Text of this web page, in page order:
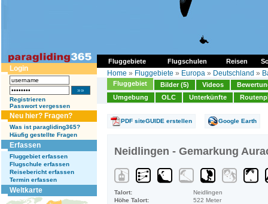
Fluggebiete Flugschulen Reisen
Login
Registrieren
Passwort vergessen
Neu hier? Fragen?
Was ist paragliding365?
Häufig gestellte Fragen
Erfassen
Fluggebiet erfassen
Flugschule erfassen
Reisebericht erfassen
Termin erfassen
Weltkarte
Home » Fluggebiete » Europa » Deutschland »
Fluggebiet Bilder (5) Videos
Umgebung
OLC Unterkünfte
PDF siteGUIDE erstellen Google Earth
Neidlingen - Gemarkung
Talort:
Neidlingen
Höhe Talort:
522 Meter